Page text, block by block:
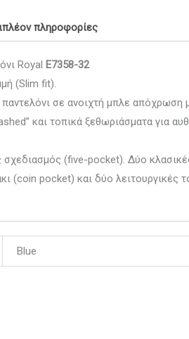
πληροφορίες
Royal E7358-32
(Slim fit).
σε ανοιχτή μπλε απόχρωση
και τοπικά ξεθωριάσματα για
(five-pocket). Δύο
(coin pocket) και δύο λειτουργικές
Blue